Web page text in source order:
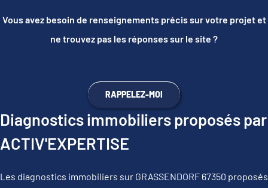
Vous avez besoin de renseignements précis sur votre projet et
ne trouvez pas les réponses sur le site ?
RAPPELEZ-MOI
Diagnostics immobiliers proposés par
ACTIV'EXPERTISE
Les diagnostics immobiliers sur GRASSENDORF 67350 proposés